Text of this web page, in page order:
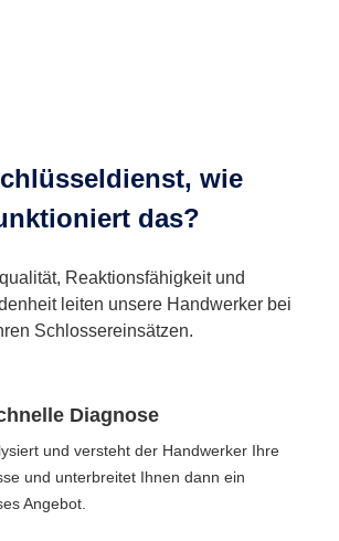
wie
das?
Reaktionsfähigkeit und
leiten unsere Handwerker bei
Schlossereinsätzen.
Diagnose
und versteht der Handwerker Ihre
und unterbreitet Ihnen dann ein
Angebot.